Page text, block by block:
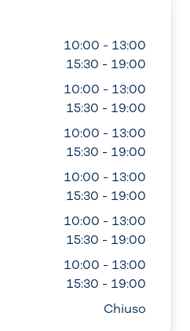
10:00 - 13:00
15:30 - 19:00
10:00 - 13:00
15:30 - 19:00
10:00 - 13:00
15:30 - 19:00
10:00 - 13:00
15:30 - 19:00
10:00 - 13:00
15:30 - 19:00
10:00 - 13:00
15:30 - 19:00
Chiuso